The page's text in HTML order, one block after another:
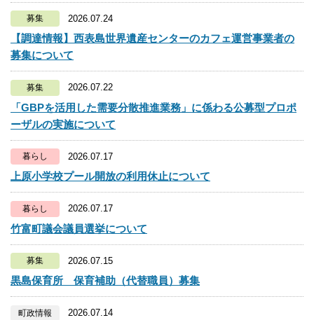
募集 2026.07.24
【調達情報】西表島世界遺産センターのカフェ運営事業者の
募集について
募集 2026.07.22
「GBPを活用した需要分散推進業務」に係わる公募型プロポ
ーザルの実施について
暮らし 2026.07.17
上原小学校プール開放の利用休止について
暮らし 2026.07.17
竹富町議会議員選挙について
募集 2026.07.15
黒島保育所 保育補助（代替職員）募集
町政情報 2026.07.14